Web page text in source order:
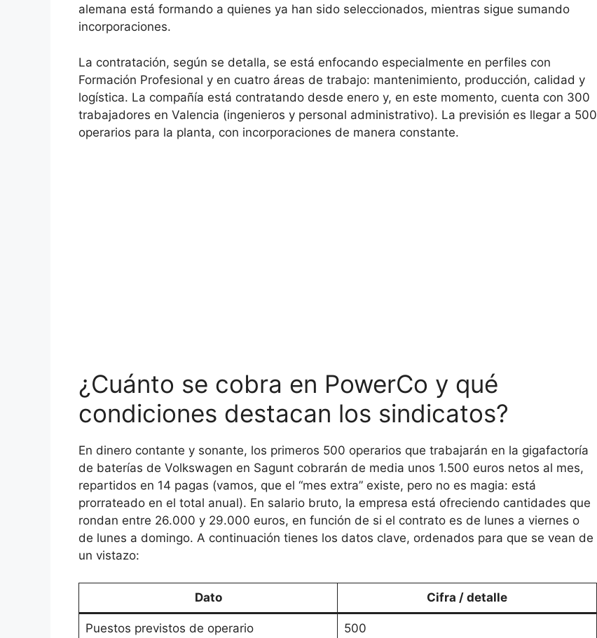
alemana está formando a quienes ya han sido seleccionados, mientras sigue sumando
incorporaciones.
La contratación, según se detalla, se está enfocando especialmente en perfiles con
Formación Profesional y en cuatro áreas de trabajo: mantenimiento, producción, calidad y
logística. La compañía está contratando desde enero y, en este momento, cuenta con 300
trabajadores en Valencia (ingenieros y personal administrativo). La previsión es llegar a 500
operarios para la planta, con incorporaciones de manera constante.
¿Cuánto se cobra en PowerCo y qué
condiciones destacan los sindicatos?
En dinero contante y sonante, los primeros 500 operarios que trabajarán en la gigafactoría
de baterías de Volkswagen en Sagunt cobrarán de media unos 1.500 euros netos al mes,
repartidos en 14 pagas (vamos, que el “mes extra” existe, pero no es magia: está
prorrateado en el total anual). En salario bruto, la empresa está ofreciendo cantidades que
rondan entre 26.000 y 29.000 euros, en función de si el contrato es de lunes a viernes o
de lunes a domingo. A continuación tienes los datos clave, ordenados para que se vean de
un vistazo:
Dato Cifra / detalle
Puestos previstos de operario 500